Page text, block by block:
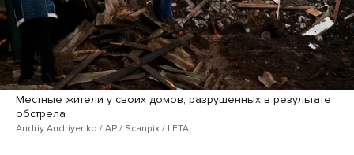
Местные жители у своих домов, разрушенных в результате
обстрела
Andriy Andriyenko / AP / Scanpix / LETA